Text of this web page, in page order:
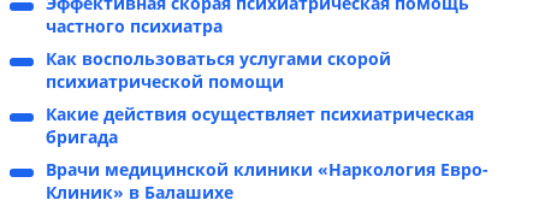
частного психиатра
Как воспользоваться услугами скорой
психиатрической помощи
Какие действия осуществляет психиатрическая
бригада
Врачи медицинской клиники «Наркология Евро-
Клиник» в Балашихе